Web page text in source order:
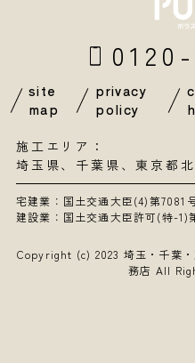
site
map
privacy
policy
施工エリア：
埼玉県、 千葉県 、東京都
宅建業：国土交通大臣(4)第7081
建設業：国土交通大臣許可(特-1)
Copyright (c) 2023 埼玉・千葉
務店 All